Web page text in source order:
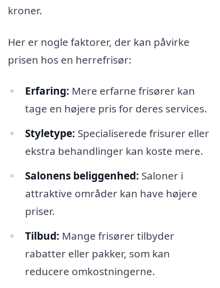
kroner.
Her er nogle faktorer, der kan påvirke
prisen hos en herrefrisør:
Erfaring: Mere erfarne frisører kan
tage en højere pris for deres services.
Styletype: Specialiserede frisurer eller
ekstra behandlinger kan koste mere.
Salonens beliggenhed: Saloner i
attraktive områder kan have højere
priser.
Tilbud: Mange frisører tilbyder
rabatter eller pakker, som kan
reducere omkostningerne.